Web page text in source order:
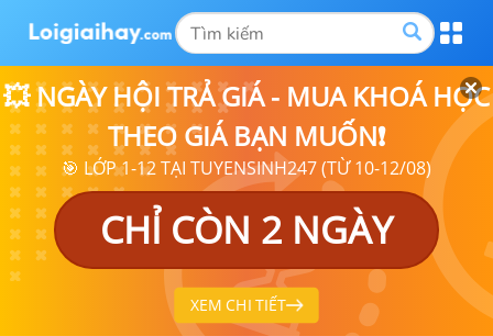
💥 NGÀY HỘI TRẢ GIÁ - MUA KHOÁ HỌC
THEO GIÁ BẠN MUỐN❗
🎯 LỚP 1-12 TẠI TUYENSINH247 (TỪ 10-12/08)
CHỈ CÒN 2 NGÀY
XEM CHI TIẾT